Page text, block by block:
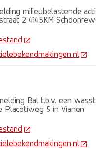
milieubelastende
2 4145KM
Bal t.b.v. een
Placotiweg 5 in Vianen